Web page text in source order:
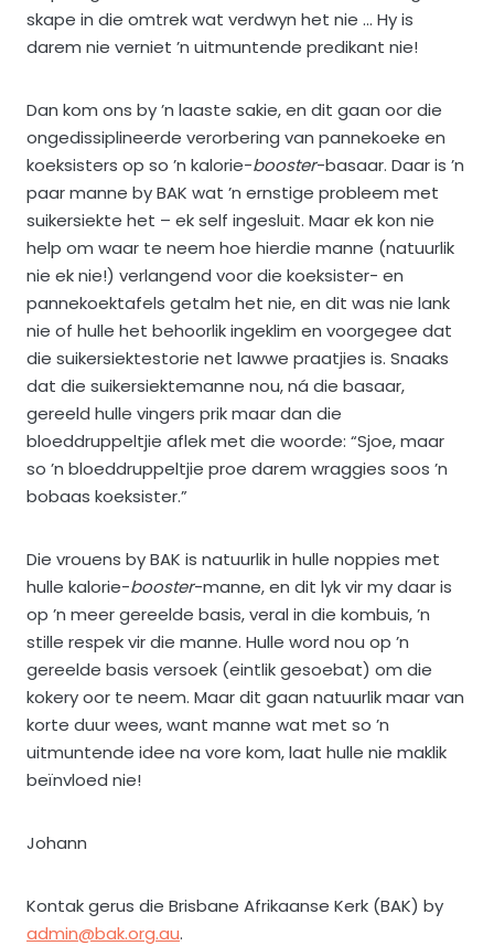
skape in die omtrek wat verdwyn het nie … Hy is
darem nie verniet ’n uitmuntende predikant nie!
Dan kom ons by ’n laaste sakie, en dit gaan oor die
ongedissiplineerde verorbering van pannekoeke en
koeksisters op so ’n kalorie-booster-basaar. Daar is ’n
paar manne by BAK wat ’n ernstige probleem met
suikersiekte het – ek self ingesluit. Maar ek kon nie
help om waar te neem hoe hierdie manne (natuurlik
nie ek nie!) verlangend voor die koeksister- en
pannekoektafels getalm het nie, en dit was nie lank
nie of hulle het behoorlik ingeklim en voorgegee dat
die suikersiektestorie net lawwe praatjies is. Snaaks
dat die suikersiektemanne nou, ná die basaar,
gereeld hulle vingers prik maar dan die
bloeddruppeltjie aflek met die woorde: “Sjoe, maar
so ’n bloeddruppeltjie proe darem wraggies soos ’n
bobaas koeksister.”
Die vrouens by BAK is natuurlik in hulle noppies met
hulle kalorie-booster-manne, en dit lyk vir my daar is
op ’n meer gereelde basis, veral in die kombuis, ’n
stille respek vir die manne. Hulle word nou op ’n
gereelde basis versoek (eintlik gesoebat) om die
kokery oor te neem. Maar dit gaan natuurlik maar van
korte duur wees, want manne wat met so ’n
uitmuntende idee na vore kom, laat hulle nie maklik
beïnvloed nie!
Johann
Kontak gerus die Brisbane Afrikaanse Kerk (BAK) by
admin@bak.org.au.